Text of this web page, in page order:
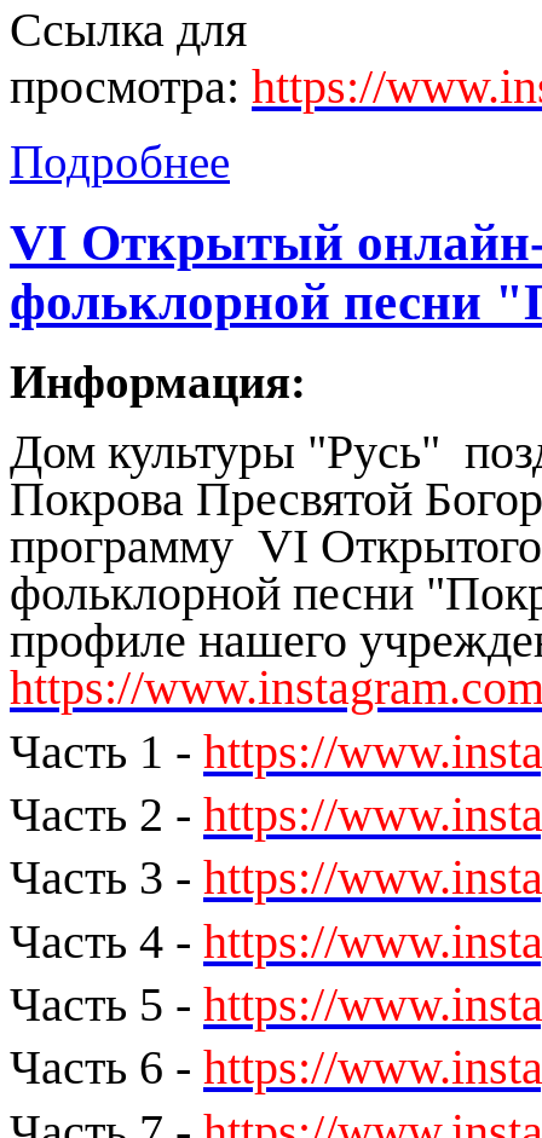
Ссылка для
просмотра: https://
Подробнее
VI Открытый
фольклорной песни
Информация:
Дом культуры "Русь"
Покрова Пресвятой
программу VI
фольклорной песни
профиле нашего
https://
Часть 1 - https://
Часть 2 - https://
Часть 3 - https://
Часть 4 - https://
Часть 5 - https://
Часть 6 - https://